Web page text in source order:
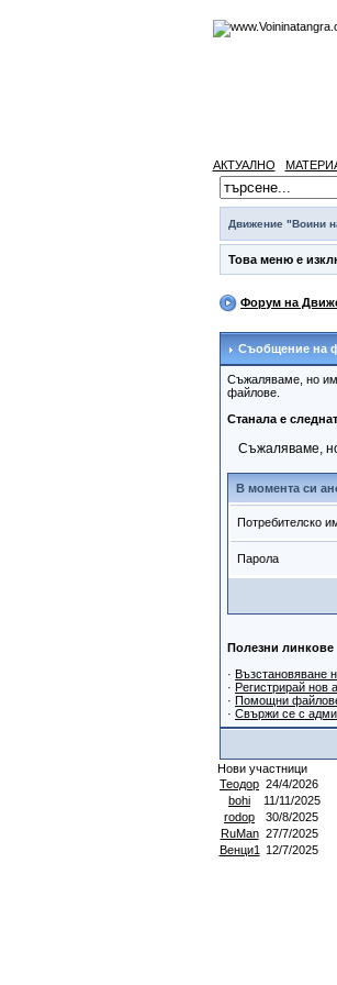
АКТУАЛНО
Движение "Воини
Това меню е
Форум на
Съобщение на
Съжаляваме, но
файлове.
Станала е
Съжаляваме,
В момента си
Потребителско
Парола
Полезни линкове
·Възстановяване
·Регистрирай нов
·Помощни
·Свържи се с
Нови участници
Теодор 24/4/2026
bohi
11/11/2025
rodop
30/8/2025
RuMan 27/7/2025
Венци1
12/7/2025